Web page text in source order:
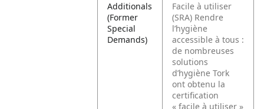
Additionals
(Former
Special
Demands)
Facile à utiliser
(SRA) Rendre
l’hygiène
accessible à tous :
de nombreuses
solutions
d’hygiène Tork
ont obtenu la
certification
« facile à utiliser »